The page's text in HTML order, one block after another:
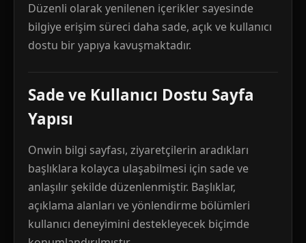
Düzenli olarak yenilenen içerikler sayesinde
bilgiye erişim süreci daha sade, açık ve kullanıcı
dostu bir yapıya kavuşmaktadır.
Sade ve Kullanıcı Dostu Sayfa
Yapısı
Onwin bilgi sayfası, ziyaretçilerin aradıkları
başlıklara kolayca ulaşabilmesi için sade ve
anlaşılır şekilde düzenlenmiştir. Başlıklar,
açıklama alanları ve yönlendirme bölümleri
kullanıcı deneyimini destekleyecek biçimde